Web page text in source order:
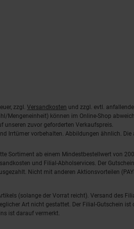
zzgl. Versandkosten und zzgl. evtl.
Mengeneinheit) können im Online-Shop
unseren zuvor geforderten Verkaufspreis.
Irrtümer vorbehalten. Abbildungen ähnlich.
Sortiment ab einem Mindestbestellwert von
und Filial-Abholservices. Der
Nicht mit anderen Aktionsvorteilen
(solange der Vorrat reicht). Versand des
Art nicht gestattet. Der Filial-Gutschein
ist darauf vermerkt.